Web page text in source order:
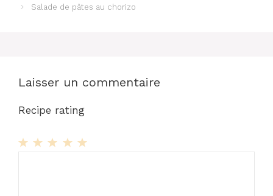
Salade de pâtes au chorizo
Laisser un commentaire
Recipe rating